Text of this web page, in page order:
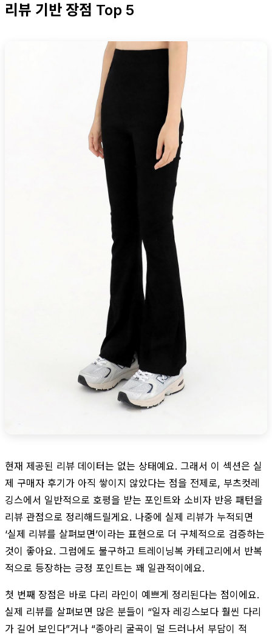
리뷰 기반 장점 Top 5
현재 제공된 리뷰 데이터는 없는 상태예요. 그래서 이 섹션은 실
제 구매자 후기가 아직 쌓이지 않았다는 점을 전제로, 부츠컷레
깅스에서 일반적으로 호평을 받는 포인트와 소비자 반응 패턴을
리뷰 관점으로 정리해드릴게요. 나중에 실제 리뷰가 누적되면
‘실제 리뷰를 살펴보면’이라는 표현으로 더 구체적으로 검증하는
것이 좋아요. 그럼에도 불구하고 트레이닝복 카테고리에서 반복
적으로 등장하는 긍정 포인트는 꽤 일관적이에요.
첫 번째 장점은 바로 다리 라인이 예쁘게 정리된다는 점이에요.
실제 리뷰를 살펴보면 많은 분들이 “일자 레깅스보다 훨씬 다리
가 길어 보인다”거나 “종아리 굴곡이 덜 드러나서 부담이 적